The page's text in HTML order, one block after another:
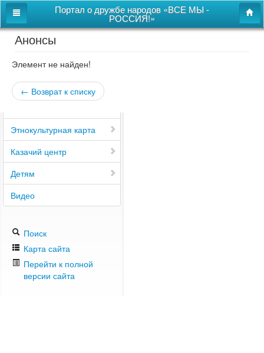
Портал о дружбе народов «ВСЕ МЫ -
РОССИЯ!»
Главная
Дом дружбы народов
Новости
Этнокультурная карта
Казачий центр
Детям
Видео
Поиск
Карта сайта
Перейти к полной
версии сайта
Анонсы
Элемент не найден!
← Возврат к списку